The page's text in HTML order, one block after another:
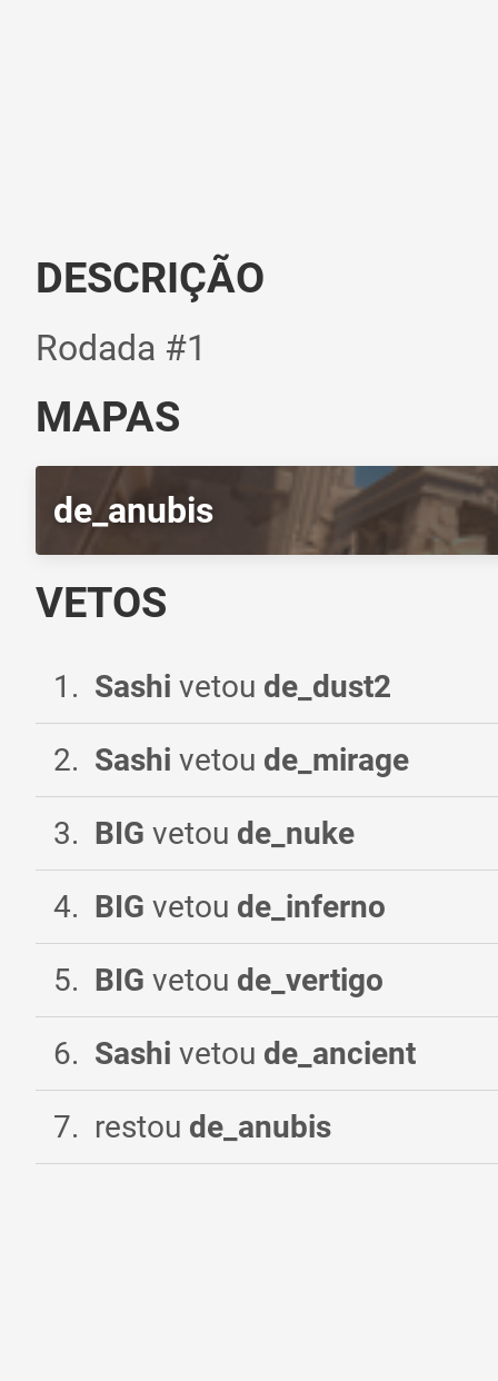
DESCRIÇÃO
Rodada #1
MAPAS
de_anubis
VETOS
1 . Sashi vetou de_dust2
2. Sashi vetou de_mirage
3. BIG vetou de_nuke
4. BIG vetou de_inferno
5. BIG vetou de_vertigo
6. Sashi vetou de_ancient
7. restou de_anubis